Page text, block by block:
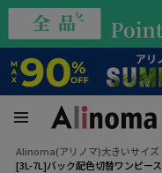
Alinoma(アリノマ)大きいサイズ
[3L-7L]バック配色切替ワンピース